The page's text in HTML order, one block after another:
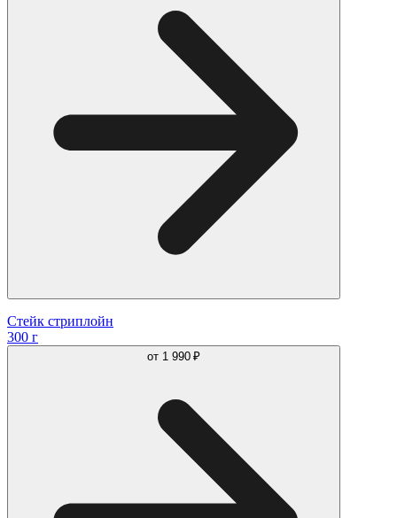
Стейк стриплойн
300 г
от 1 990 ₽